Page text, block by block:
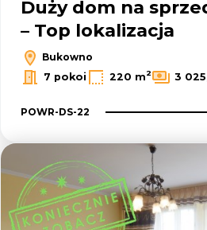
Duży dom na
– Top lokalizacja
Bukowno
7 pokoi
220 m2 3
POWR-DS-22